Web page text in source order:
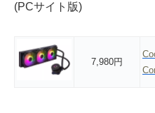
(PCサイト版)
7,980円